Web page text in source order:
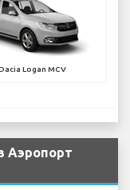
Logan MCV
Аэропорт